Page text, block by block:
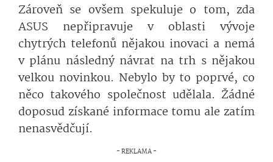
Zároveň se ovšem spekuluje o tom, zda
ASUS nepřipravuje v oblasti vývoje
chytrých telefonů nějakou inovaci a nemá
v plánu následný návrat na trh s nějakou
velkou novinkou. Nebylo by to poprvé, co
něco takového společnost udělala. Žádné
doposud získané informace tomu ale zatím
nenasvědčují.